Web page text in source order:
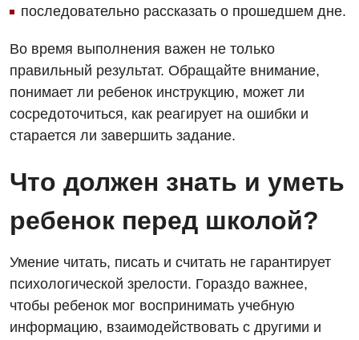
последовательно рассказать о прошедшем дне.
Во время выполнения важен не только
правильный результат. Обращайте внимание,
понимает ли ребенок инструкцию, может ли
сосредоточиться, как реагирует на ошибки и
старается ли завершить задание.
Что должен знать и уметь
ребенок перед школой?
Умение читать, писать и считать не гарантирует
психологической зрелости. Гораздо важнее,
чтобы ребенок мог воспринимать учебную
информацию, взаимодействовать с другими и